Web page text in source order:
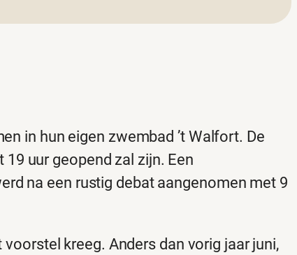
in hun eigen zwembad ’t Walfort. De
uur geopend zal zijn. Een
na een rustig debat aangenomen met 9
kreeg. Anders dan vorig jaar juni,